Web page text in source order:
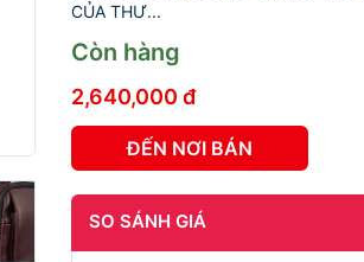
CỦA THƯ...
Còn hàng
2,640,000 đ
ĐẾN NƠI BÁN
SO SÁNH GIÁ